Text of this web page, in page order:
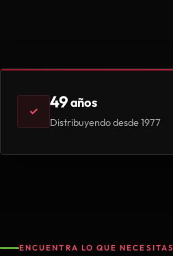
✓ 49años
Distribuyendo desde 1977
ENCUENTRA LO QUE NECESITAS